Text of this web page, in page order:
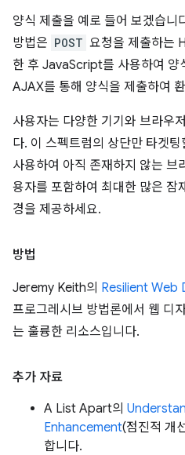
양식 제출을 예로 들어 보겠습니
방법은 POST 요청을 제출하는
한 후 JavaScript를 사용하여 양
AJAX를 통해 양식을 제출하여
사용자는 다양한 기기와 브라우
다. 이 스펙트럼의 상단만 타겟
사용하여 아직 존재하지 않는 브
용자를 포함하여 최대한 많은 잠
경을 제공하세요.
방법
Jeremy Keith의 Resilient Web
프로그레시브 방법론에서 웹 디
는 훌륭한 리소스입니다.
추가 자료
A List Apart의
Enhancement(점진적 개
합니다.